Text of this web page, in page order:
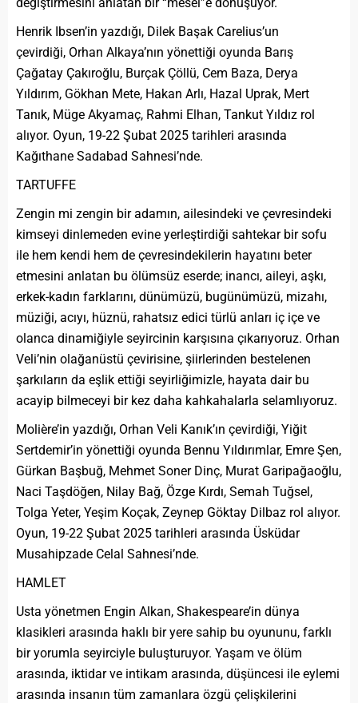
Henrik Ibsen’in yazdığı, Dilek Başak Carelius’un
çevirdiği, Orhan Alkaya’nın yönettiği oyunda Barış
Çağatay Çakıroğlu, Burçak Çöllü, Cem Baza, Derya
Yıldırım, Gökhan Mete, Hakan Arlı, Hazal Uprak, Mert
Tanık, Müge Akyamaç, Rahmi Elhan, Tankut Yıldız rol
alıyor. Oyun, 19-22 Şubat 2025 tarihleri arasında
Kağıthane Sadabad Sahnesi’nde.
TARTUFFE
Zengin mi zengin bir adamın, ailesindeki ve çevresindeki
kimseyi dinlemeden evine yerleştirdiği sahtekar bir sofu
ile hem kendi hem de çevresindekilerin hayatını beter
etmesini anlatan bu ölümsüz eserde; inancı, aileyi, aşkı,
erkek-kadın farklarını, dünümüzü, bugünümüzü, mizahı,
müziği, acıyı, hüznü, rahatsız edici türlü anları iç içe ve
olanca dinamiğiyle seyircinin karşısına çıkarıyoruz. Orhan
Veli’nin olağanüstü çevirisine, şiirlerinden bestelenen
şarkıların da eşlik ettiği seyirliğimizle, hayata dair bu
acayip bilmeceyi bir kez daha kahkahalarla selamlıyoruz.
Molière’in yazdığı, Orhan Veli Kanık’ın çevirdiği, Yiğit
Sertdemir’in yönettiği oyunda Bennu Yıldırımlar, Emre Şen,
Gürkan Başbuğ, Mehmet Soner Dinç, Murat Garipağaoğlu,
Naci Taşdöğen, Nilay Bağ, Özge Kırdı, Semah Tuğsel,
Tolga Yeter, Yeşim Koçak, Zeynep Göktay Dilbaz rol alıyor.
Oyun, 19-22 Şubat 2025 tarihleri arasında Üsküdar
Musahipzade Celal Sahnesi’nde.
HAMLET
Usta yönetmen Engin Alkan, Shakespeare’in dünya
klasikleri arasında haklı bir yere sahip bu oyununu, farklı
bir yorumla seyirciyle buluşturuyor. Yaşam ve ölüm
arasında, iktidar ve intikam arasında, düşüncesi ile eylemi
arasında insanın tüm zamanlara özgü çelişkilerini